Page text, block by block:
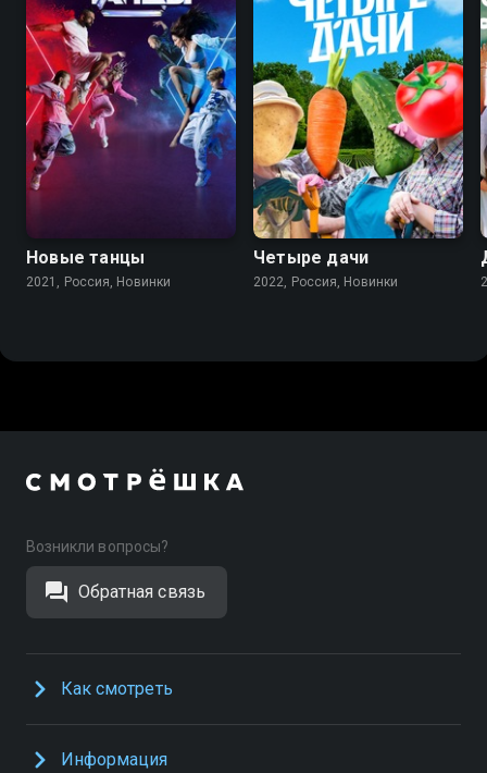
Новые танцы
2021, Россия, Новинки
Четыре дачи
2022, Россия, Новинки
Возникли вопросы?
Обратная связь
Как смотреть
Информация